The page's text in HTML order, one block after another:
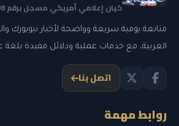
كيان إعلامي أمريكي مسجل برقم 0451351808
متابعة يومية سريعة وواضحة لأخبار نيويورك
العربية، مع خدمات عملية ودلائل مفيدة بلغة
اتصل بنا
روابط مهمة